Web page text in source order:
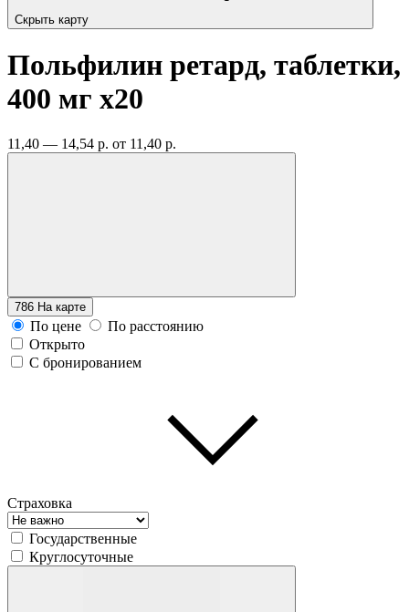
Скрыть карту
Польфилин ретард, таблетки,
400 мг x20
11,40 — 14,54 р. от 11,40 р.
786 На карте
По цене
По расстоянию
Открыто
С бронированием
Страховка
Государственные
Круглосуточные